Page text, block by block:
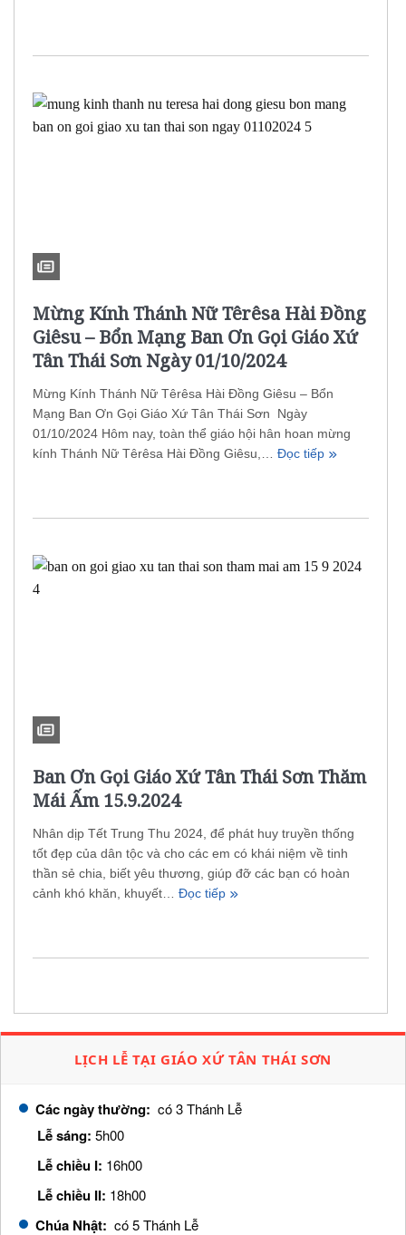
Mừng Kính Thánh Nữ Têrêsa Hài Đồng
Giêsu – Bổn Mạng Ban Ơn Gọi Giáo Xứ
Tân Thái Sơn Ngày 01/10/2024
Mừng Kính Thánh Nữ Têrêsa Hài Đồng Giêsu – Bổn
Mạng Ban Ơn Gọi Giáo Xứ Tân Thái Sơn Ngày
01/10/2024 Hôm nay, toàn thể giáo hội hân hoan mừng
kính Thánh Nữ Têrêsa Hài Đồng Giêsu,… Đọc tiếp
Ban Ơn Gọi Giáo Xứ Tân Thái Sơn Thăm
Mái Ấm 15.9.2024
Nhân dịp Tết Trung Thu 2024, để phát huy truyền thống
tốt đẹp của dân tộc và cho các em có khái niệm về tinh
thần sẻ chia, biết yêu thương, giúp đỡ các bạn có hoàn
cảnh khó khăn, khuyết… Đọc tiếp
LỊCH LỄ TẠI GIÁO XỨ TÂN THÁI SƠN
Các ngày thường: có 3 Thánh Lễ
Lễ sáng: 5h00
Lễ chiều I: 16h00
Lễ chiều II: 18h00
Chúa Nhật: có 5 Thánh Lễ